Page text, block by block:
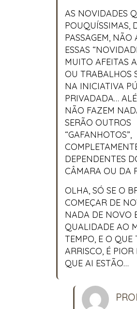
AS NOVIDADES
POUQUÍSSIMAS,
PASSAGEM, NÃO
ESSAS
MUITO AFEITAS
OU TRABALHOS
NA INICIATIVA
PRIVADADA…
NÃO FAZEM
SERÃO OUTROS
“GAFANHOTOS”,
DEPENDENTES
CÂMARA OU DA
OLHA, SÓ SE O
COMEÇAR DE
NADA DE NOVO
QUALIDADE AO
TEMPO, E O QUE
ARRISCO, É
QUE AI ESTÃO…